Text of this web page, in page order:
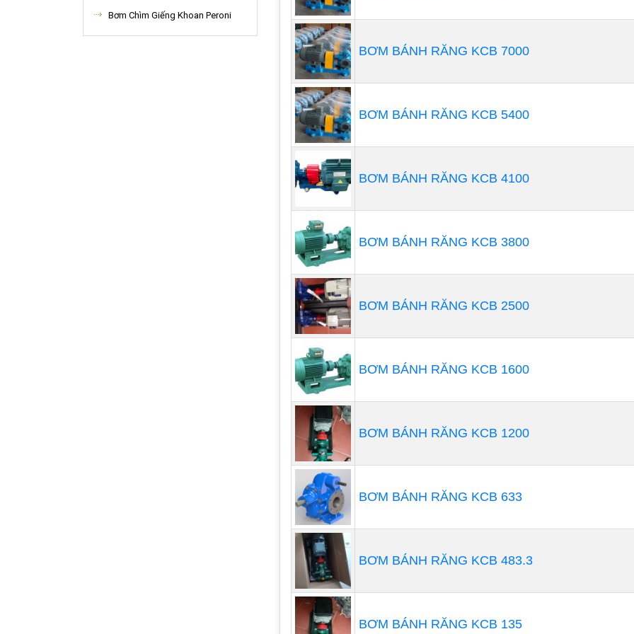
Bơm Chìm Giếng Khoan Peroni
2.Đặc điểm nổi bật máy Bơm hóa chất
Chất liệu chống ăn mòn: Máy bơm hóa chất thường được
không gỉ, nhựa cường độ cao như PVC, PVDF, PTFE, hay các
được tác động của hóa chất.
cao và nhiệt độ cao, tuỳ thuộc vào loại hóa chất mà chúng
Tính an toàn:
toàn, cảm biến dò rò rỉ, và các thiết bị bảo vệ khác để đảm
hóa chất nguy hiểm.
BƠM BÁNH RĂNG KCB 7000
BƠM BÁNH RĂNG KCB 5400
BƠM BÁNH RĂNG KCB 4100
BƠM BÁNH RĂNG KCB 3800
BƠM BÁNH RĂNG KCB 2500
BƠM BÁNH RĂNG KCB 1600
BƠM BÁNH RĂNG KCB 1200
BƠM BÁNH RĂNG KCB 633
BƠM BÁNH RĂNG KCB 483.3
BƠM BÁNH RĂNG KCB 135